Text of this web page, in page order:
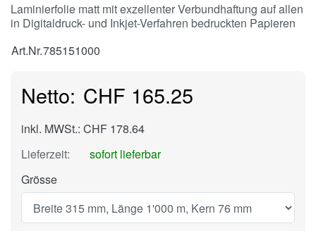
Laminierfolie matt mit exzellenter Verbundhaftung auf allen
in Digitaldruck- und Inkjet-Verfahren bedruckten Papieren
Art.Nr.785151000
CHF 165.25
inkl. MWSt.: CHF 178.64
Lieferzeit:
sofort lieferbar
Grösse